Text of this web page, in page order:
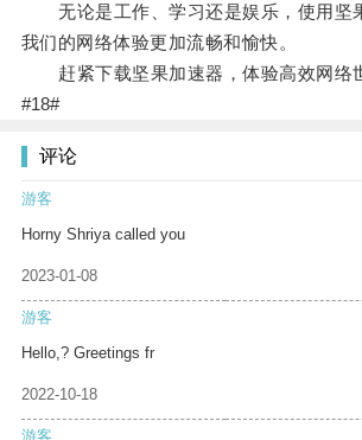
无论是工作、学习还是娱乐，使用坚
我们的网络体验更加流畅和愉快。
赶紧下载坚果加速器，体验高效网络
#18#
评论
游客
Horny Shriya called you
2023-01-08
游客
Hello,? Greetings fr
2022-10-18
游客